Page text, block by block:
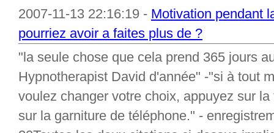
2007-11-13 22:16:19 - Motivation pendant
pourriez avoir a faites plus de ?
"la seule chose que cela prend 365 jours
Hypnotherapist David d'année" -"si à tout
voulez changer votre choix, appuyez sur
sur la garniture de téléphone." -